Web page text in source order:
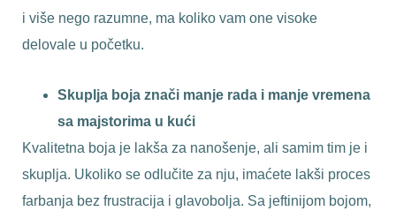
i više nego razumne, ma koliko vam one visoke
delovale u početku.
Skuplja boja znači manje rada i manje vremena
sa majstorima u kući
Kvalitetna boja je lakša za nanošenje, ali samim tim je i
skuplja. Ukoliko se odlučite za nju, imaćete lakši proces
farbanja bez frustracija i glavobolja. Sa jeftinijom bojom,